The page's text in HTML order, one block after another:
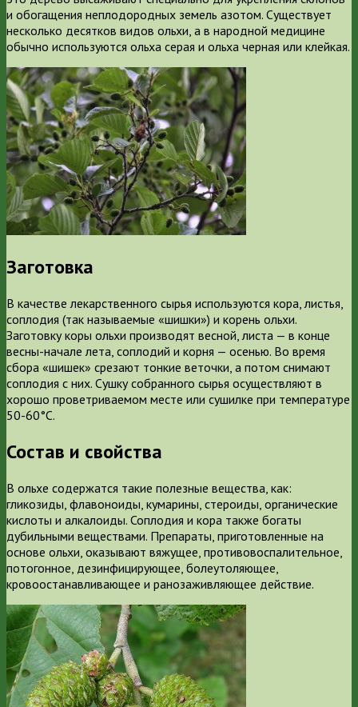
и обогащения неплодородных земель азотом. Существует
несколько десятков видов ольхи, а в народной медицине
обычно используются ольха серая и ольха черная или клейкая.
Заготовка
В качестве лекарственного сырья используются кора, листья,
соплодия (так называемые «шишки») и корень ольхи.
Заготовку коры ольхи производят весной, листа — в конце
весны-начале лета, соплодий и корня — осенью. Во время
сбора «шишек» срезают тонкие веточки, а потом снимают
соплодия с них. Сушку собранного сырья осуществляют в
хорошо проветриваемом месте или сушилке при температуре
50-60°С.
Состав и свойства
В ольхе содержатся такие полезные вещества, как:
гликозиды, флавоноиды, кумарины, стероиды, органические
кислоты и алкалоиды. Соплодия и кора также богаты
дубильными веществами. Препараты, приготовленные на
основе ольхи, оказывают вяжущее, противовоспалительное,
потогонное, дезинфицирующее, болеутоляющее,
кровоостанавливающее и ранозаживляющее действие.